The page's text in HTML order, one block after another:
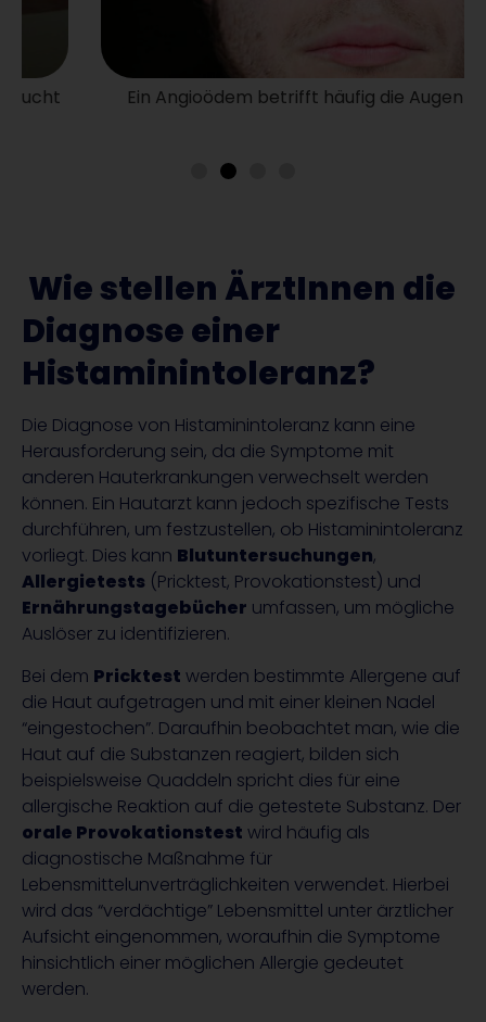
Ein Angioödem betrifft häufig die Augenpartie.
Wie stellen ÄrztInnen die
Diagnose einer
Histaminintoleranz?
Die Diagnose von Histaminintoleranz kann eine
Herausforderung sein, da die Symptome mit
anderen Hauterkrankungen verwechselt werden
können. Ein Hautarzt kann jedoch spezifische Tests
durchführen, um festzustellen, ob Histaminintoleranz
vorliegt. Dies kann Blutuntersuchungen,
Allergietests (Pricktest, Provokationstest) und
Ernährungstagebücher umfassen, um mögliche
Auslöser zu identifizieren.
Bei dem Pricktest werden bestimmte Allergene auf
die Haut aufgetragen und mit einer kleinen Nadel
“eingestochen”. Daraufhin beobachtet man, wie die
Haut auf die Substanzen reagiert, bilden sich
beispielsweise Quaddeln spricht dies für eine
allergische Reaktion auf die getestete Substanz. Der
orale Provokationstest wird häufig als
diagnostische Maßnahme für
Lebensmittelunverträglichkeiten verwendet. Hierbei
wird das “verdächtige” Lebensmittel unter ärztlicher
Aufsicht eingenommen, woraufhin die Symptome
hinsichtlich einer möglichen Allergie gedeutet
werden.